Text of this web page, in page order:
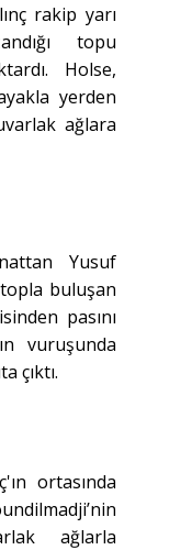
rakip yarı
topu
Holse,
yerden
ağlara
Yusuf
buluşan
pasını
vuruşunda
çıktı.
ortasında
ağlarla